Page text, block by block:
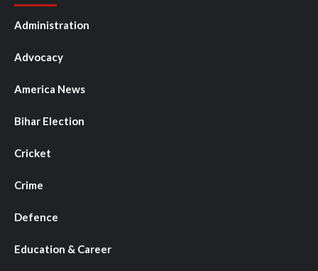
Administration
Advocacy
America News
Bihar Election
Cricket
Crime
Defence
Education & Career